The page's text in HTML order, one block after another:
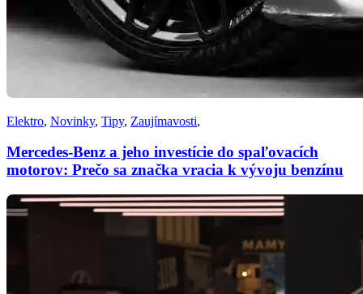
Elektro, Novinky, Tipy, Zaujímavosti,
Mercedes-Benz a jeho investície do spaľovacích
motorov: Prečo sa značka vracia k vývoju benzínu